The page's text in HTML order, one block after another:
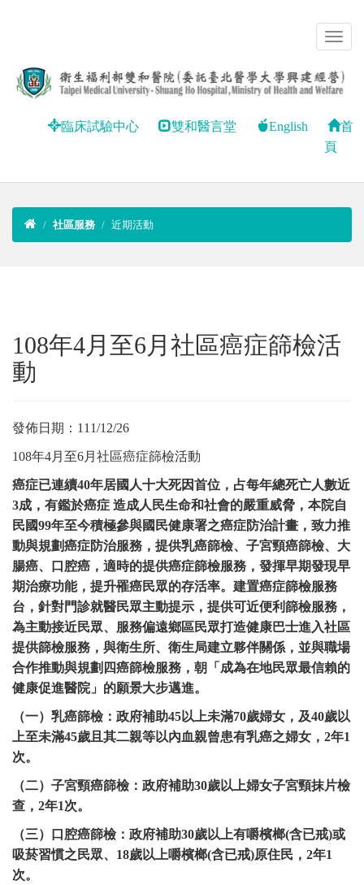
臨床試驗中心 雙和醫言堂 English
首
頁
社區服務 近期活動
108年4月至6月社區癌症篩檢活
動
發佈日期： 111/12/26
108年4月至6月社區癌症篩檢活動
癌症已連續40年居國人十大死因首位，占每年總死亡人數近
3成，有鑑於癌症 造成人民生命和社會的嚴重威脅，本院自
民國99年至今積極參與國民健康署之癌症防治計畫，致力推
動與規劃癌症防治服務，提供乳癌篩檢、子宮頸癌篩檢、大
腸癌、口腔癌，適時的提供癌症篩檢服務，發揮早期發現早
期治療功能，提升罹癌民眾的存活率。建置癌症篩檢服務
台，針對門診就醫民眾主動提示，提供可近便利篩檢服務，
為主動接近民眾、服務偏遠鄉區民眾打造健康巴士進入社區
提供篩檢服務，與衛生所、衛生局建立夥伴關係，並與職場
合作推動與規劃四癌篩檢服務，朝「成為在地民眾最信賴的
健康促進醫院」的願景大步邁進。
（一）乳癌篩檢：政府補助45以上未滿70歲婦女，及40歲以
上至未滿45歲且其二親等以內血親曾患有乳癌之婦女，2年1
次。
（二）子宮頸癌篩檢：政府補助30歲以上婦女子宮頸抹片檢
查，2年1次。
（三）口腔癌篩檢：政府補助30歲以上有嚼檳榔(含已戒)或
吸菸習慣之民眾、18歲以上嚼檳榔(含已戒)原住民，2年1
次。